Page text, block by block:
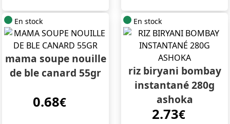
En stock
mama soupe nouille
de ble canard 55gr
0.68€
En stock
riz biryani bombay
instantané 280g
ashoka
2.73€